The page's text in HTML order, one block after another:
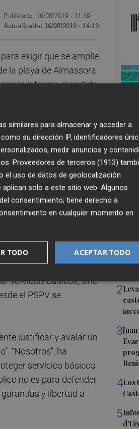
1 El
2
3
4Los
5
Publicado: 16/08/2019 · 11:39
Actualizado: 16/08/2019 · 14:19
exigir que se amplíe
la playa de Almassora
informa el partido
martes y
el acuerdo que
.
no recortarlos”.
sino además
de forma drástica su
servicio solo abre dos
“Y lamentablemente
servicios básicos, sino
el PSPV se
justificar y avalar un
“Nosotros”, ha
servicios básicos
no es para defender
y libertad a
similares para almacenar y acceder a
su dirección IP, identificadores
medir anuncios y
Proveedores de terceros (1913)
el uso de datos de geolocalización
solo a este sitio web. Algunos
consentimiento; tiene derecho a
en cualquier momento en
ACEPTAR TODO
TODO